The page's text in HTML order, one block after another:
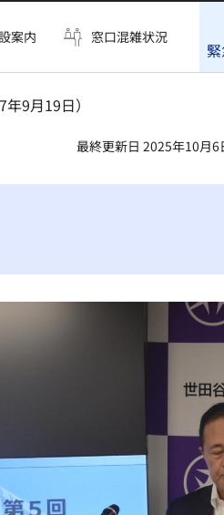
案内 窓口混雑状況
9月19日）
最終更新日 2025年10月6